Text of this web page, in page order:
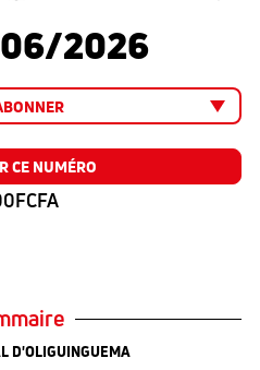
2026
CE NUMÉRO
D'OLIGUINGUEMA